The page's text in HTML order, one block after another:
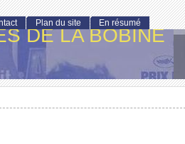
DE LA BOBINE
Plan du site En résumé